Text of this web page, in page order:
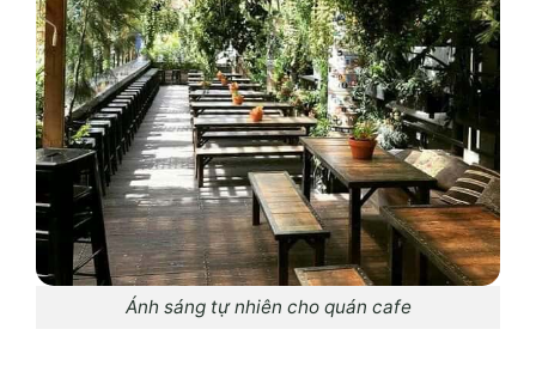
Ánh sáng tự nhiên cho quán cafe